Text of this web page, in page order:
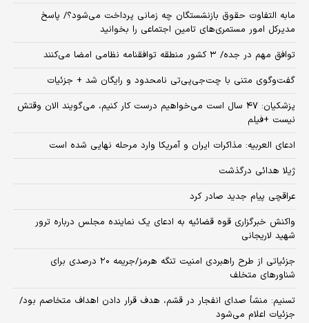
مابه التفاوت حقوق بازنشستگان چه زمانی پرداخت می‌شود؟/ پاسخ
مدیرکل امور مستمری‌های تامین اجتماعی را بخوانید
توافق مهم در جده/ ۳ کشور منطقه توافقنامه نظامی امضا می‌کنند
گفت‌وگوی متنی با چت‌جی‌پی‌تی نامحدود و رایگان شد + جزئیات
پزشکیان: ۴۷ سال است می‌خواهیم درست کار کنیم، می‌گویند الان وقتش
نیست +فیلم
ادعای العربیه: مذاکرات ایران و آمریکا وارد مرحله نهایی شده است
ژیلا هدائی درگذشت
عراقچی پیام جدید صادر کرد
واکنش خبرگزاری قوه قضائیه به ادعای یک نماینده مجلس درباره ترور
شهید لاریجانی
جزئیاتی از طرح راهبردی امنیت تنگه هرمز/جریمه ۲۰ درصدی برای
شناورهای متخلف
تسنیم: منشأ صدای انفجار در قشم، هدف قرار دادن اهداف متخاصم بود/
جزئیات اعلام می‌شود